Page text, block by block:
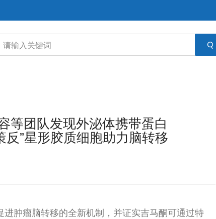
等团队发现外泌体携带蛋白
反”星形胶质细胞助力脑转移
肿瘤脑转移的全新机制，并证实吉马酮可通过特